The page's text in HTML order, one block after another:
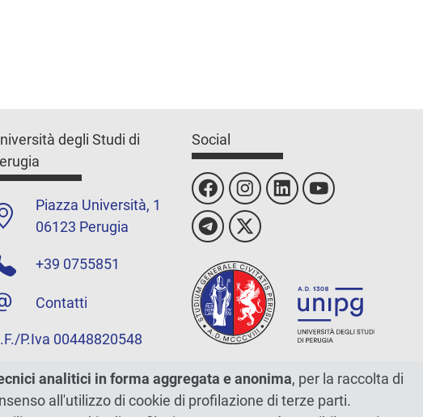
degli Studi di
Piazza Università, 1
06123 Perugia
+39 0755851
Contatti
P.Iva 00448820548
Social
analitici in forma aggregata e anonima, per la raccolta di
all'utilizzo di cookie di profilazione di terze parti.